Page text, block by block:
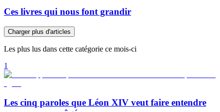
Ces livres qui nous font grandir
Charger plus d'articles
Les plus lus dans cette catégorie ce mois-ci
1
Les cinq paroles que Léon XIV veut faire entendre